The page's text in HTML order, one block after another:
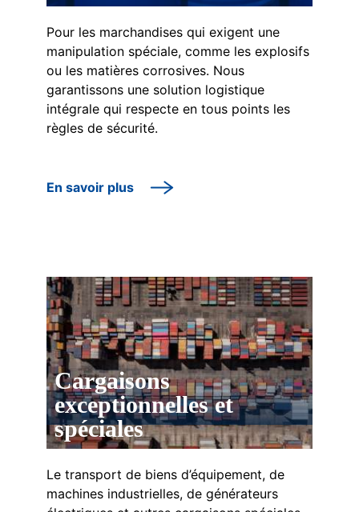
Pour les marchandises qui exigent une
manipulation spéciale, comme les explosifs
ou les matières corrosives. Nous
garantissons une solution logistique
intégrale qui respecte en tous points les
règles de sécurité.
En savoir plus
Cargaisons
exceptionnelles et
spéciales
Le transport de biens d’équipement, de
machines industrielles, de générateurs